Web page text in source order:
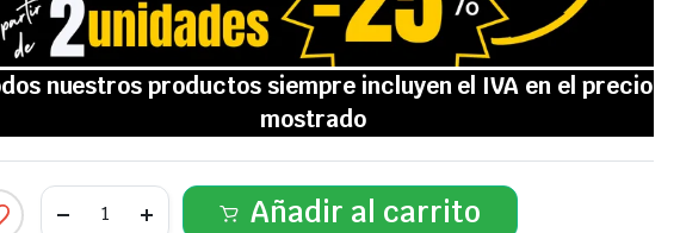
Añadir al carrito